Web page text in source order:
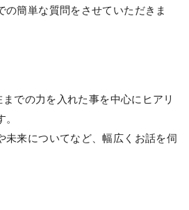
の簡単な質問をさせていただきま
での力を入れた事を中心にヒアリ
未来についてなど、幅広くお話を伺